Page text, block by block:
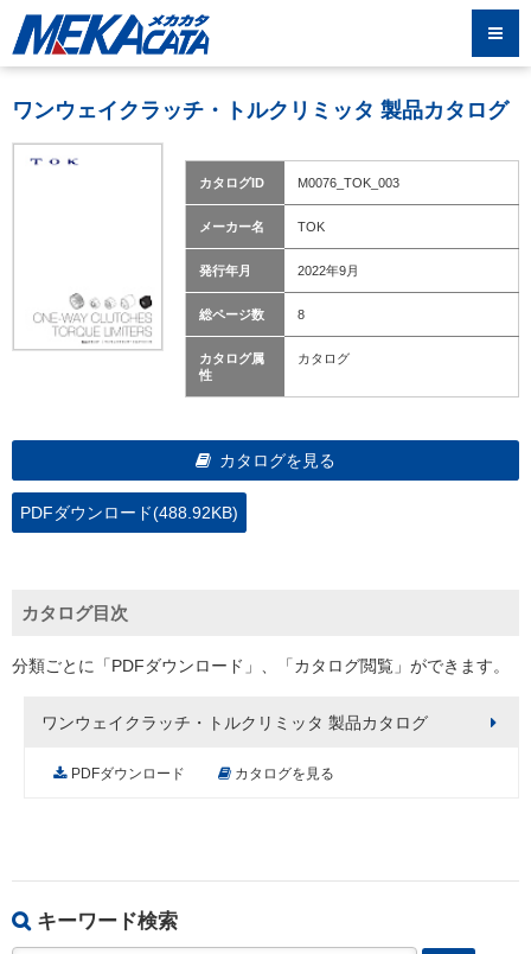
ワンウェイクラッチ・トルクリミッタ 製品カタログ
カタログID M0076_TOK_003
メーカー名 TOK
発行年月 2022年9月
総ページ数 8
カタログ属
性
カタログ
カタログを見る
PDFダウンロード(488.92KB)
カタログ目次
分類ごとに「PDFダウンロード」、「カタログ閲覧」ができます。
ワンウェイクラッチ・トルクリミッタ 製品カタログ
PDFダウンロード カタログを見る
キーワード検索